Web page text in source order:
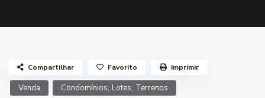
Venda Condomínios, Lotes, Terrenos
Compartilhar Favorito Imprimir